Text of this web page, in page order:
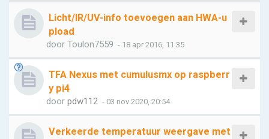
Licht/IR/UV-info toevoegen aan HWA-u
pload
door Toulon7559 - 18 apr 2016, 11:35
TFA Nexus met cumulusmx op raspberr
y pi4
door pdw112 - 03 nov 2020, 20:54
Verkeerde temperatuur weergave met